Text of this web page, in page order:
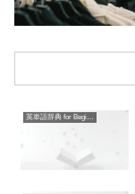
英単語辞典 for Beginners